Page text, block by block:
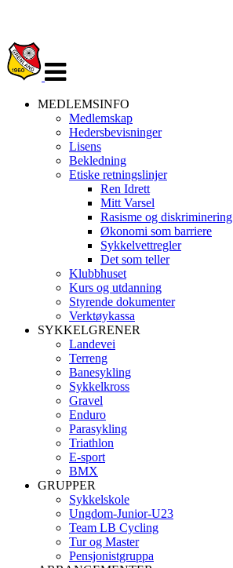
navigasjon
MEDLEMSINFO
Medlemskap
Hedersbevisninger
Lisens
Bekledning
Etiske retningslinjer
Ren Idrett
Mitt Varsel
Rasisme og diskriminering
Økonomi som barriere
Sykkelvettregler
Det som teller
Klubbhuset
Kurs og utdanning
Styrende dokumenter
Verktøykassa
SYKKELGRENER
Landevei
Terreng
Banesykling
Sykkelkross
Gravel
Enduro
Parasykling
Triathlon
E-sport
BMX
GRUPPER
Sykkelskole
Ungdom-Junior-U23
Team LB Cycling
Tur og Master
Pensjonistgruppa